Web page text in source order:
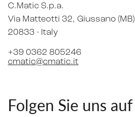
C.Matic S.p.a.
Via Matteotti 32, Giussano (MB)
20833 - Italy
+39 0362 805246
cmatic@cmatic.it
Folgen Sie uns auf